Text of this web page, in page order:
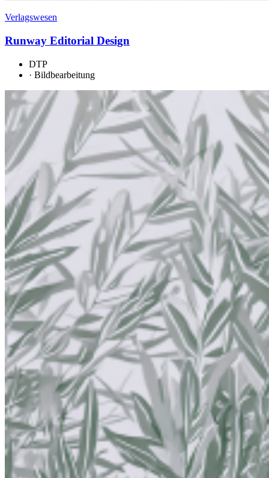
Verlagswesen
Runway Editorial Design
DTP
· Bildbearbeitung